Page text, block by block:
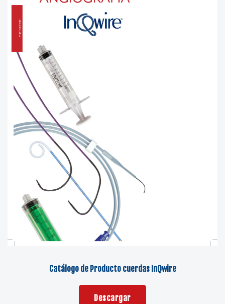
Catálogo de Producto cuerdas InQwire
Descargar